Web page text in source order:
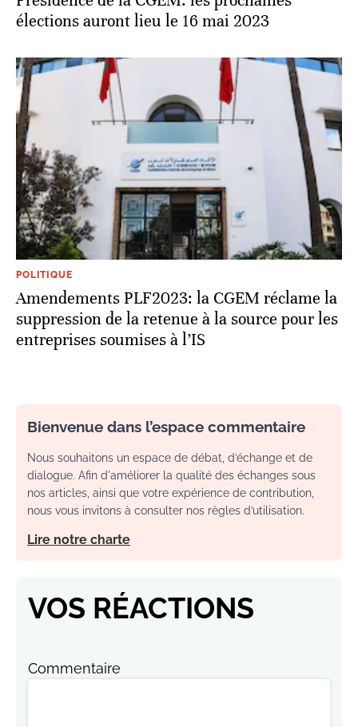
élections auront lieu le 16 mai 2023
POLITIQUE
Amendements PLF2023: la CGEM réclame la
suppression de la retenue à la source pour les
entreprises soumises à l’IS
Bienvenue dans l’espace commentaire
Nous souhaitons un espace de débat, d’échange et de
dialogue. Afin d'améliorer la qualité des échanges sous
nos articles, ainsi que votre expérience de contribution,
nous vous invitons à consulter nos règles d’utilisation.
Lire notre charte
VOS RÉACTIONS
Commentaire